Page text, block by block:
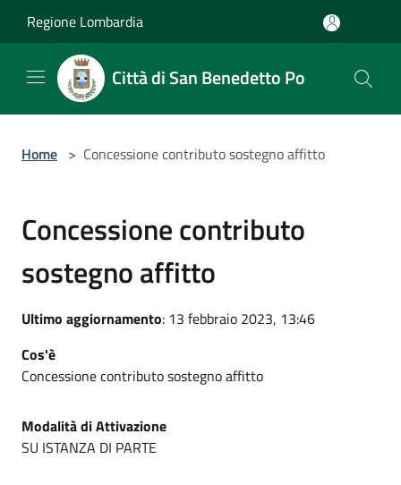
Regione Lombardia
Città di San Benedetto Po
Home > Concessione contributo sostegno affitto
Concessione contributo
sostegno affitto
Ultimo aggiornamento: 13 febbraio 2023, 13:46
Cos'è
Concessione contributo sostegno affitto
Modalità di Attivazione
SU ISTANZA DI PARTE